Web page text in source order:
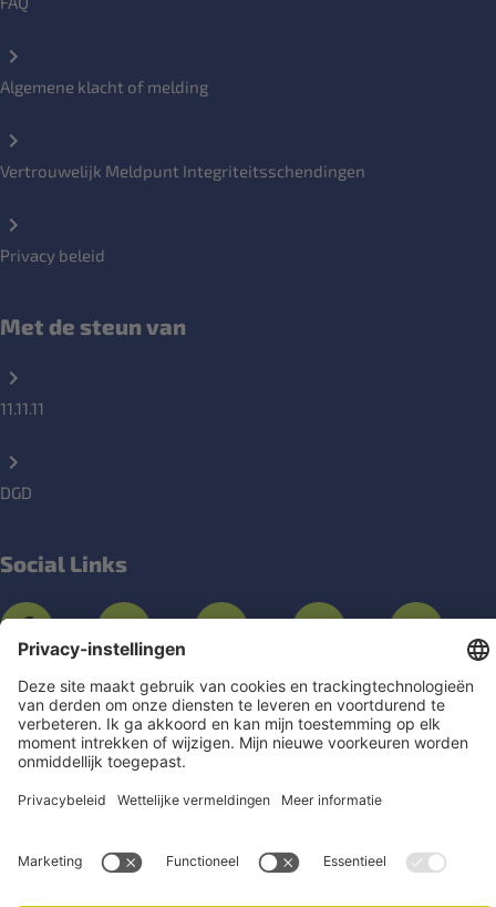
Algemene klacht of melding
Vertrouwelijk Meldpunt Integriteitsschendingen
Privacy beleid
Met de steun van
11.11.11
DGD
Social Links
Een vraag?